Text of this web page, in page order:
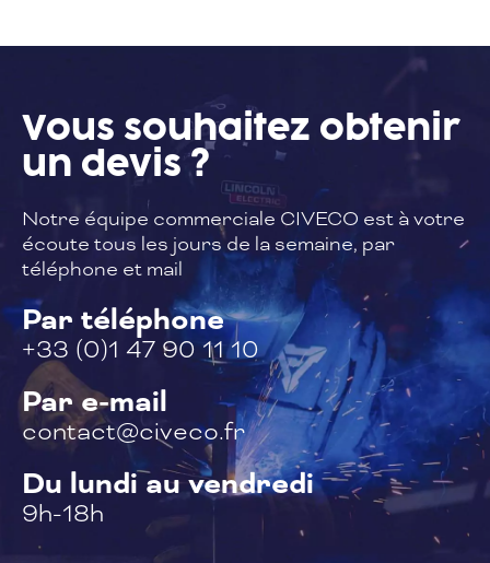
Vous souhaitez obtenir
un devis ?
Notre équipe commerciale CIVECO est àvotre
écoute tous les jours de la semaine, par
téléphone et mail
Par téléphone
+33 (0)1 47 90 11 10
Par e-mail
contact@civeco.fr
Du lundi au vendredi
9h-18h